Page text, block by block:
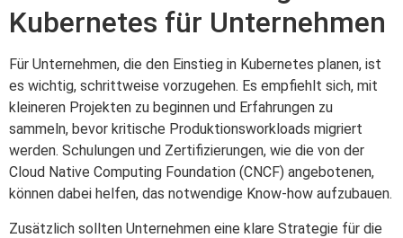
Kubernetes für Unternehmen
Für Unternehmen, die den Einstieg in Kubernetes planen, ist
es wichtig, schrittweise vorzugehen. Es empfiehlt sich, mit
kleineren Projekten zu beginnen und Erfahrungen zu
sammeln, bevor kritische Produktionsworkloads migriert
werden. Schulungen und Zertifizierungen, wie die von der
Cloud Native Computing Foundation (CNCF) angebotenen,
können dabei helfen, das notwendige Know-how aufzubauen.
Zusätzlich sollten Unternehmen eine klare Strategie für die